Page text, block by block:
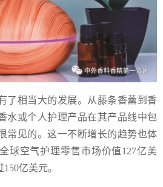
了相当大的发展。从藤条香薰到香
水或个人护理产品在其产品线中包
常见的。这一不断增长的趋势也体
球空气护理零售市场价值127亿美
亿美元。